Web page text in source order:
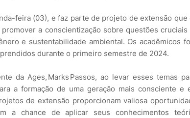
feira (03), e faz parte de projeto de extensão
a conscientização sobre questões cruciais
e sustentabilidade ambiental. Os acadêmicos
durante o primeiro semestre de 2024.
da Ages, Marks Passos, ao levar esses temas
a formação de uma geração mais consciente e
de extensão proporcionam valiosa
a chance de aplicar seus conhecimentos